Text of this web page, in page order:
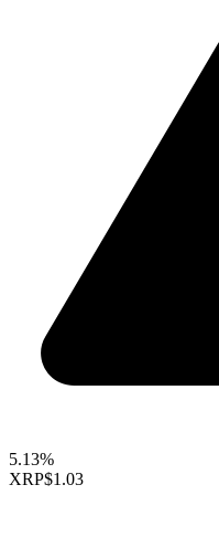
5.13%
XRP$1.03